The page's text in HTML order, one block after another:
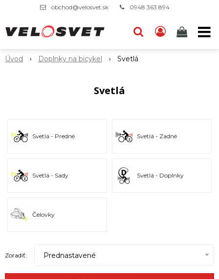
obchod@velosvet.sk 0948 363 894
Úvod Doplnky na bicykel Svetlá
Svetlá
Svetlá - Predné Svetlá - Zadné
Svetlá - Sady Svetlá - Doplnky
Čelovky
Zoradiť: Prednastavené